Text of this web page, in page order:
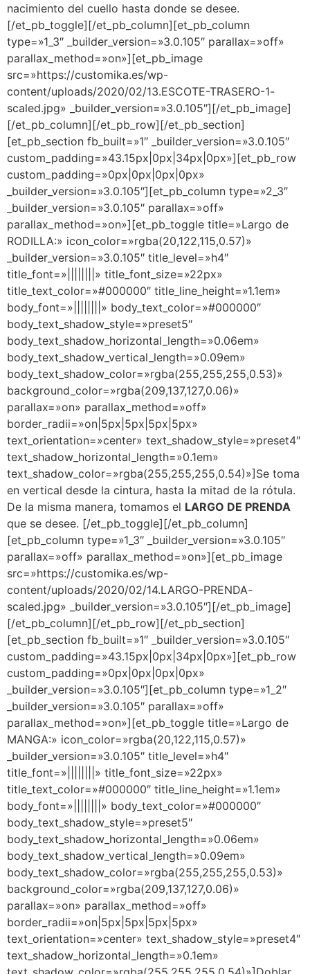
nacimiento del cuello hasta donde se desee.
[/et_pb_toggle][/et_pb_column][et_pb_column
type=»1_3″ _builder_version=»3.0.105″ parallax=»off»
parallax_method=»on»][et_pb_image
src=»https://customika.es/wp-
content/uploads/2020/02/13.ESCOTE-TRASERO-1-
scaled.jpg» _builder_version=»3.0.105″][/et_pb_image]
[/et_pb_column][/et_pb_row][/et_pb_section]
[et_pb_section fb_built=»1″ _builder_version=»3.0.105″
custom_padding=»43.15px|0px|34px|0px»][et_pb_row
custom_padding=»0px|0px|0px|0px»
_builder_version=»3.0.105″][et_pb_column type=»2_3″
_builder_version=»3.0.105″ parallax=»off»
parallax_method=»on»][et_pb_toggle title=»Largo de
RODILLA:» icon_color=»rgba(20,122,115,0.57)»
_builder_version=»3.0.105″ title_level=»h4″
title_font=»||||||||» title_font_size=»22px»
title_text_color=»#000000″ title_line_height=»1.1em»
body_font=»||||||||» body_text_color=»#000000″
body_text_shadow_style=»preset5″
body_text_shadow_horizontal_length=»0.06em»
body_text_shadow_vertical_length=»0.09em»
body_text_shadow_color=»rgba(255,255,255,0.53)»
background_color=»rgba(209,137,127,0.06)»
parallax=»on» parallax_method=»off»
border_radii=»on|5px|5px|5px|5px»
text_orientation=»center» text_shadow_style=»preset4″
text_shadow_horizontal_length=»0.1em»
text_shadow_color=»rgba(255,255,255,0.54)»]Se toma
en vertical desde la cintura, hasta la mitad de la rótula.
De la misma manera, tomamos el LARGO DE PRENDA
que se desee. [/et_pb_toggle][/et_pb_column]
[et_pb_column type=»1_3″ _builder_version=»3.0.105″
parallax=»off» parallax_method=»on»][et_pb_image
src=»https://customika.es/wp-
content/uploads/2020/02/14.LARGO-PRENDA-
scaled.jpg» _builder_version=»3.0.105″][/et_pb_image]
[/et_pb_column][/et_pb_row][/et_pb_section]
[et_pb_section fb_built=»1″ _builder_version=»3.0.105″
custom_padding=»43.15px|0px|34px|0px»][et_pb_row
custom_padding=»0px|0px|0px|0px»
_builder_version=»3.0.105″][et_pb_column type=»1_2″
_builder_version=»3.0.105″ parallax=»off»
parallax_method=»on»][et_pb_toggle title=»Largo de
MANGA:» icon_color=»rgba(20,122,115,0.57)»
_builder_version=»3.0.105″ title_level=»h4″
title_font=»||||||||» title_font_size=»22px»
title_text_color=»#000000″ title_line_height=»1.1em»
body_font=»||||||||» body_text_color=»#000000″
body_text_shadow_style=»preset5″
body_text_shadow_horizontal_length=»0.06em»
body_text_shadow_vertical_length=»0.09em»
body_text_shadow_color=»rgba(255,255,255,0.53)»
background_color=»rgba(209,137,127,0.06)»
parallax=»on» parallax_method=»off»
border_radii=»on|5px|5px|5px|5px»
text_orientation=»center» text_shadow_style=»preset4″
text_shadow_horizontal_length=»0.1em»